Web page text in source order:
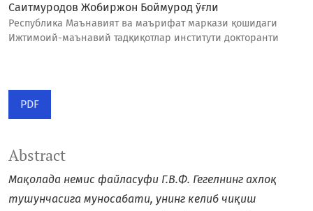
Саитмуродов Жобиржон Боймурод ўғли
Республика Маънавият ва маърифат маркази қошидаги
Ижтимоий-маънавий тадқиқотлар институти докторанти
PDF
Abstract
Мақолада немис файласуфи Г.В.Ф. Гегелнинг ахлоқ
тушунчасига муносабати, унинг келиб чиқиш